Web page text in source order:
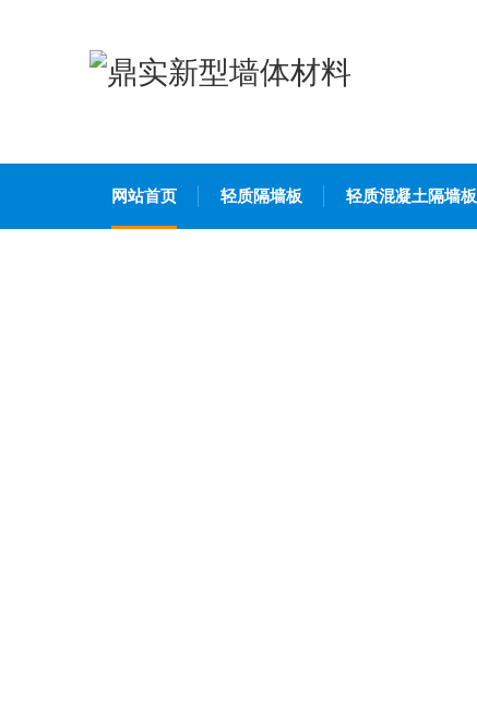
网站首页 轻质隔墙板 轻质混凝土隔墙板